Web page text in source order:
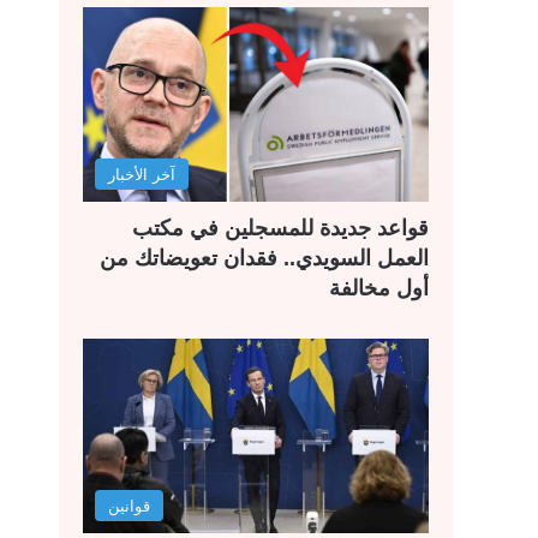
آخر الأخبار
قواعد جديدة للمسجلين في مكتب
العمل السويدي.. فقدان تعويضاتك من
أول مخالفة
قوانين